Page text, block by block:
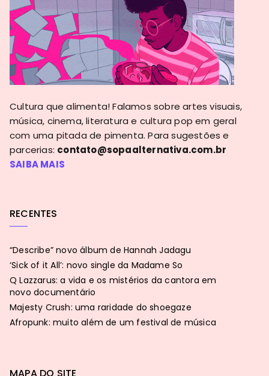
Cultura que alimenta! Falamos sobre artes visuais,
música, cinema, literatura e cultura pop em geral
com uma pitada de pimenta. Para sugestões e
parcerias: contato@sopaalternativa.com.br
SAIBA MAIS
RECENTES
“Describe” novo álbum de Hannah Jadagu
‘Sick of it All’: novo single da Madame So
Q Lazzarus: a vida e os mistérios da cantora em
novo documentário
Majesty Crush: uma raridade do shoegaze
Afropunk: muito além de um festival de música